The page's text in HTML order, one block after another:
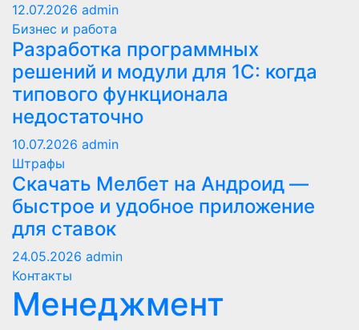
12.07.2026 admin
Бизнес и работа
Разработка программных
решений и модули для 1С: когда
типового функционала
недостаточно
10.07.2026 admin
Штрафы
Скачать Мелбет на Андроид —
быстрое и удобное приложение
для ставок
24.05.2026 admin
Контакты
Менеджмент